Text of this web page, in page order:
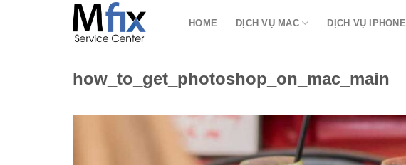
HOME DỊCH VỤ MAC DỊCH VỤ IPHONE
how_to_get_photoshop_on_mac_main